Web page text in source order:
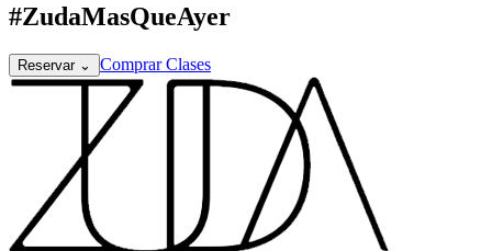
#ZudaMasQueAyer
Reservar ⌄ Comprar Clases